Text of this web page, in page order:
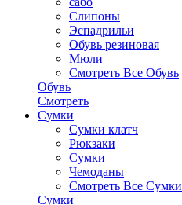
Слипоны
Эспадрильи
Обувь резиновая
Мюли
Смотреть Все Обувь
Обувь
Смотреть
Сумки
Сумки клатч
Рюкзаки
Сумки
Чемоданы
Смотреть Все Сумки
Сумки